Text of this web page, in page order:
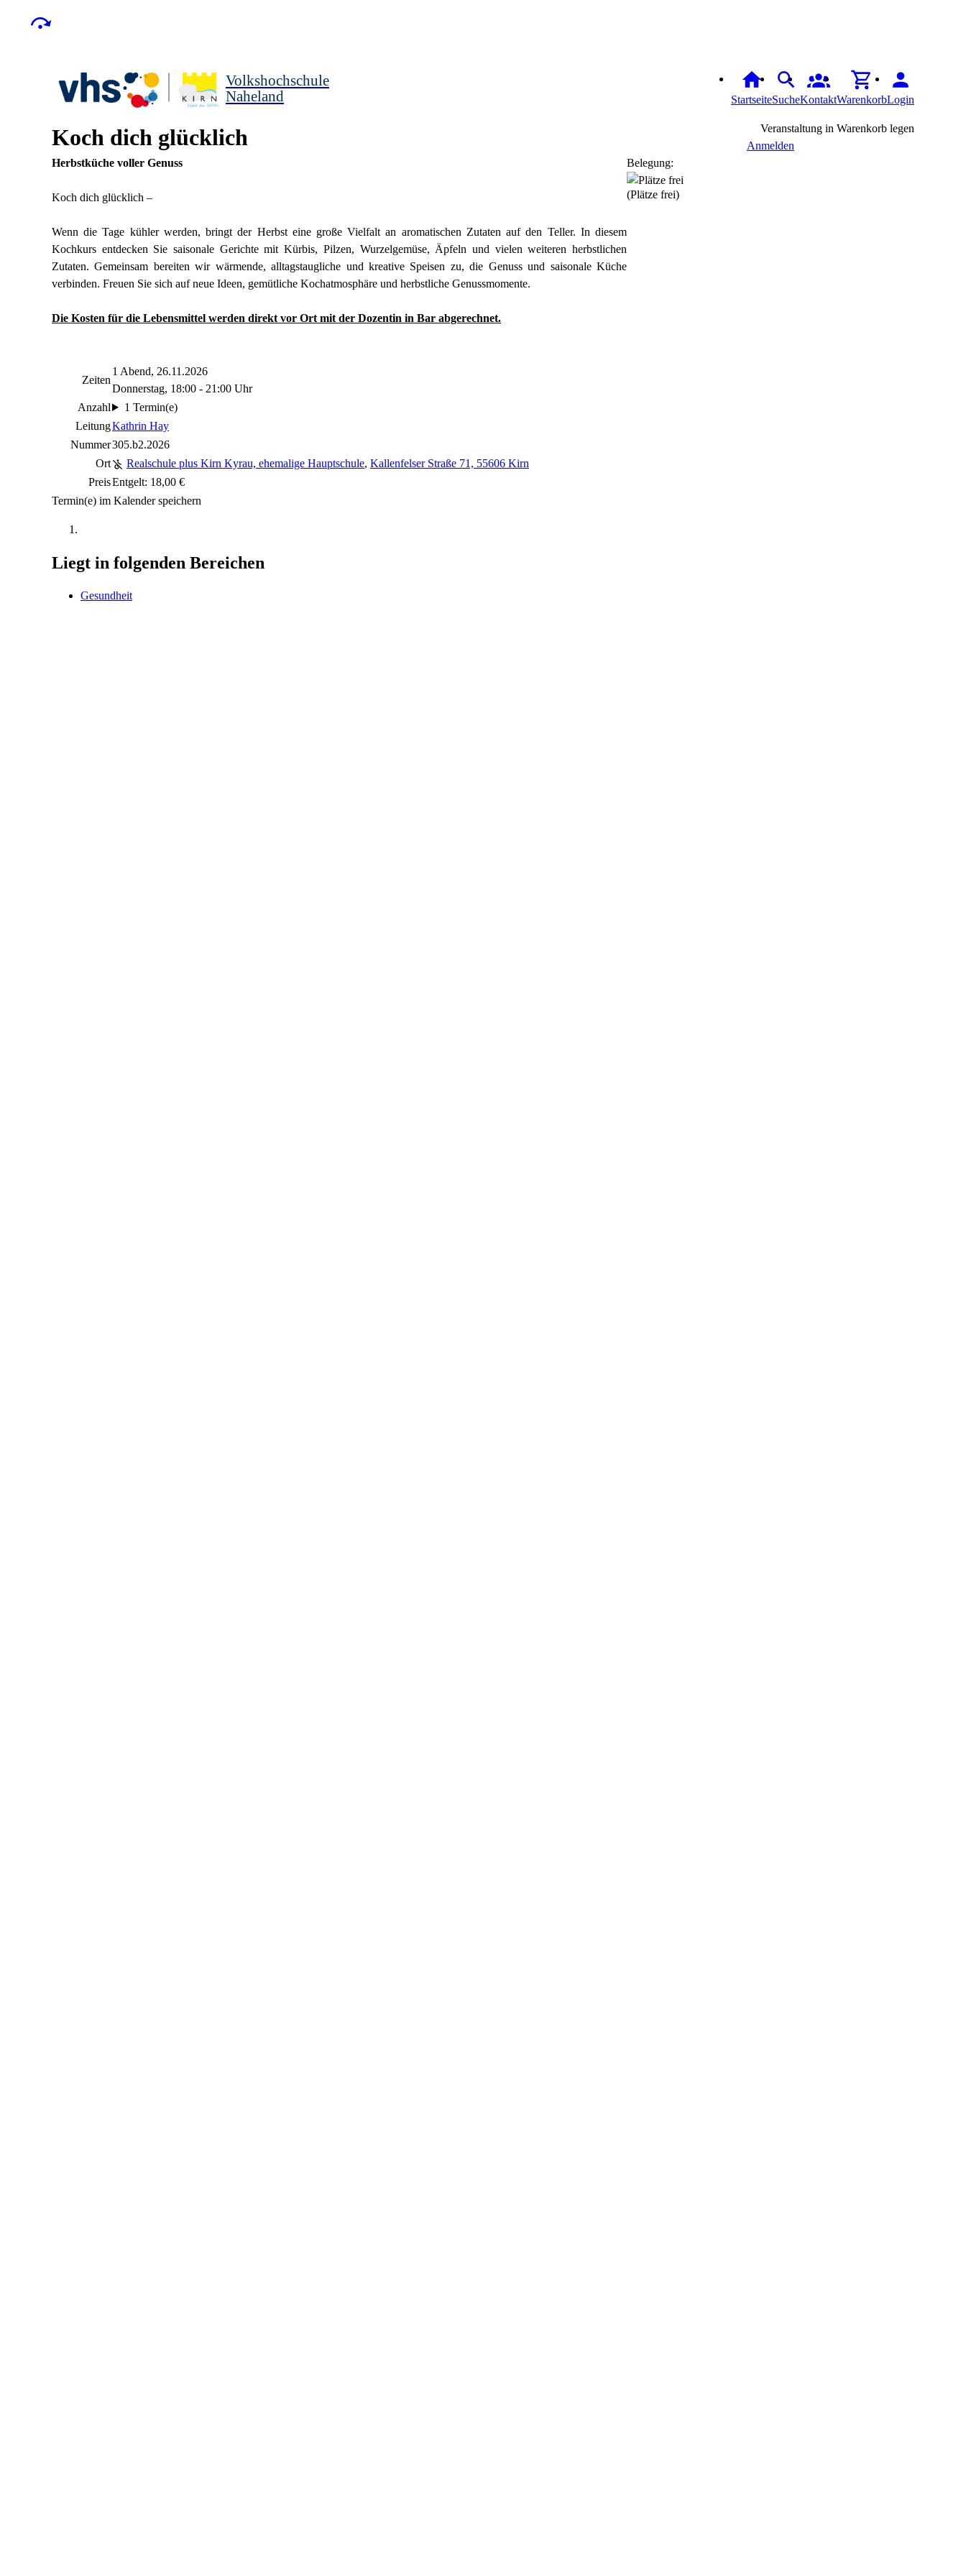
Volkshochschule
Naheland
StartseiteSucheKontaktWarenkorbLogin
Koch dich glücklich
Herbstküche voller Genuss
Koch dich glücklich –
Wenn die Tage kühler werden, bringt der Herbst eine große Vielfalt an aromatischen Zutaten auf den Teller. In diesem
Kochkurs entdecken Sie saisonale Gerichte mit Kürbis, Pilzen, Wurzelgemüse, Äpfeln und vielen weiteren herbstlichen
Zutaten. Gemeinsam bereiten wir wärmende, alltagstaugliche und kreative Speisen zu, die Genuss und saisonale Küche
verbinden. Freuen Sie sich auf neue Ideen, gemütliche Kochatmosphäre und herbstliche Genussmomente.
Die Kosten für die Lebensmittel werden direkt vor Ort mit der Dozentin in Bar abgerechnet.
Zeiten
1 Abend, 26.11.2026
Donnerstag, 18:00 - 21:00 Uhr
Anzahl
1 Termin(e)
LeitungKathrin Hay
Nummer305.b2.2026
Ort
Realschule plus Kirn Kyrau, ehemalige Hauptschule, Kallenfelser Straße 71, 55606 Kirn
PreisEntgelt: 18,00 €
Veranstaltung in Warenkorb legen
Anmelden
Belegung:
(Plätze frei)
Termin(e) im Kalender speichern
Liegt in folgenden Bereichen
Gesundheit